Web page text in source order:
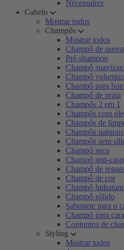
Nécessaires
Cabelo
Mostrar todos
Champôs
Mostrar todos
Champô de
Pré-shampoo
Champô
Champô
Champô para
Champô de prata
Champôs 2 em 1
Champôs com
Champôs de
Champôs naturais
Champôs sem
Champô seco
Champô anti-
Champô de
Champô de cor
Champô
Champô sólido
Sabonete para o
Champô para
Conjuntos de
Styling
Mostrar todos